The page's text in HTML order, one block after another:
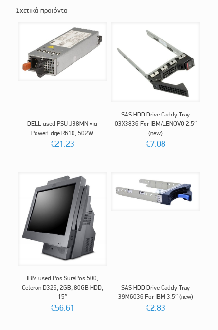
Σχετικά προϊόντα
DELL used PSU J38MN για
PowerEdge R610, 502W
€21.23
SAS HDD Drive Caddy Tray
03X3836 For IBM/LENOVO 2.5″
(new)
€7.08
IBM used Pos SurePos 500,
Celeron D326, 2GB, 80GB HDD,
15″
€56.61
SAS HDD Drive Caddy Tray
39M6036 For IBM 3.5″ (new)
€2.83